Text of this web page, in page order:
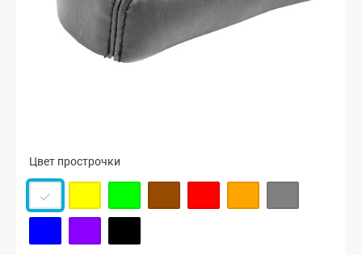
Цвет прострочки